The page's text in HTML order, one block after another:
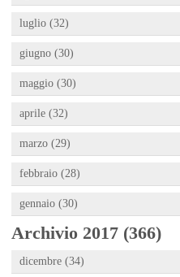
luglio (32)
giugno (30)
maggio (30)
aprile (32)
marzo (29)
febbraio (28)
gennaio (30)
Archivio 2017 (366)
dicembre (34)